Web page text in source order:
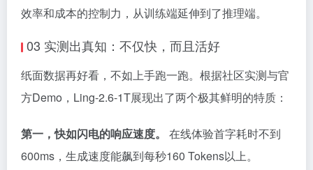
效率和成本的控制力，从训练端延伸到了推理端。
03 实测出真知：不仅快，而且活好
纸面数据再好看，不如上手跑一跑。根据社区实测与官
方Demo，Ling-2.6-1T展现出了两个极其鲜明的特质：
第一，快如闪电的响应速度。
在线体验首字耗时不到
600ms，生成速度能飙到每秒160 Tokens以上。